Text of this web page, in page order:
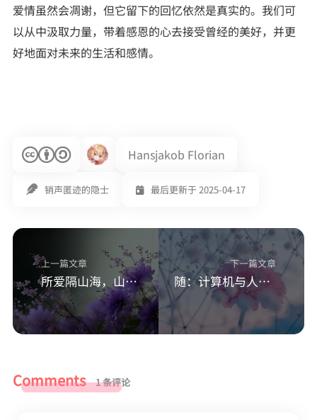
爱情虽然会凋谢，但它留下的回忆依然是真实的。我们可
以从中汲取力量，带着感恩的心去接受曾经的美好，并更
好地面对未来的生活和感情。
Hansjakob Florian
销声匿迹的隐士 最后更新于 2025-04-17
上一篇文章
所爱隔山海，山海亦可平。
下一篇文章
随：计算机与人，人与算法
Comments 1 条评论